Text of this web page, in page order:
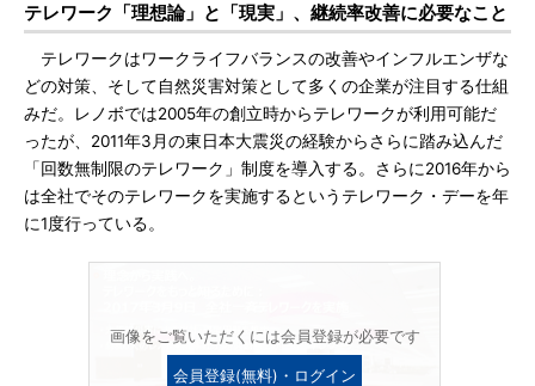
テレワーク「理想論」と「現実」、継続率改善に必要なこと
テレワークはワークライフバランスの改善やインフルエンザな
どの対策、そして自然災害対策として多くの企業が注目する仕組
みだ。レノボでは2005年の創立時からテレワークが利用可能だ
ったが、2011年3月の東日本大震災の経験からさらに踏み込んだ
「回数無制限のテレワーク」制度を導入する。さらに2016年から
は全社でそのテレワークを実施するというテレワーク・デーを年
に1度行っている。
画像をご覧いただくには会員登録が必要です
会員登録(無料)・ログイン